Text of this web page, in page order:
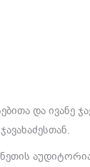
და ივანე